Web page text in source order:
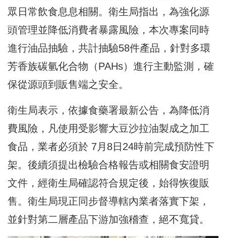
眾日常飲食息息相關。衛生局指出，為強化源
頭管理並降低消費者暴露風險，本次專案同時
進行油品抽驗，共計抽驗58件產品，針對多環
芳香族碳氫化合物（PAHs）進行主動監測，確
保從源頭到販售端之安全。
衛生局表示，依據食藥署最新公告，為降低消
費風險，凡使用受影響大豆沙拉油製成之加工
食品，業者必須於 7月8日24時前完成預防性下
架。後續須提出檢驗合格報告或相關食安證明
文件，經衛生局確認符合規定後，始得恢復販
售。衛生局現正同步督導轄內業者落實下架，
並針對第二層產品下游加強稽查，絕不寬貸。